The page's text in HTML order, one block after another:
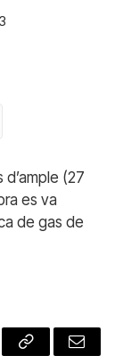
d’ample (27
es va
de gas de
Copy
Email